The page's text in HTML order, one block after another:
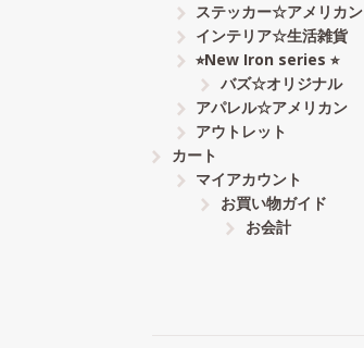
ステッカー☆アメリカン
インテリア☆生活雑貨
⭐︎New Iron series ⭐︎
バズ☆オリジナル
アパレル☆アメリカン
アウトレット
カート
マイアカウント
お買い物ガイド
お会計